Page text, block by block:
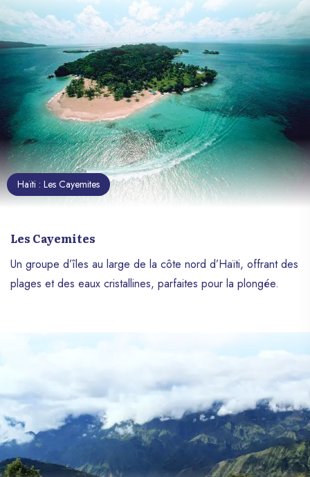
Haïti : Les Cayemites
Les Cayemites
Un groupe d’îles au large de la côte nord d’Haïti, offrant des
plages et des eaux cristallines, parfaites pour la plongée.